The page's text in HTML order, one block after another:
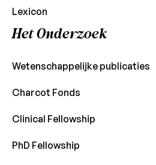
Lexicon
Het Onderzoek
Wetenschappelijke publicaties
Charcot Fonds
Clinical Fellowship
PhD Fellowship